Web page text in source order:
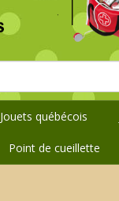
Jouets québécois
Point de cueillette